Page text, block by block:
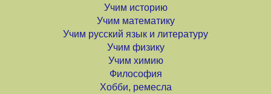
Учим историю
Учим математику
Учим русский язык и литературу
Учим физику
Учим химию
Философия
Хобби, ремесла